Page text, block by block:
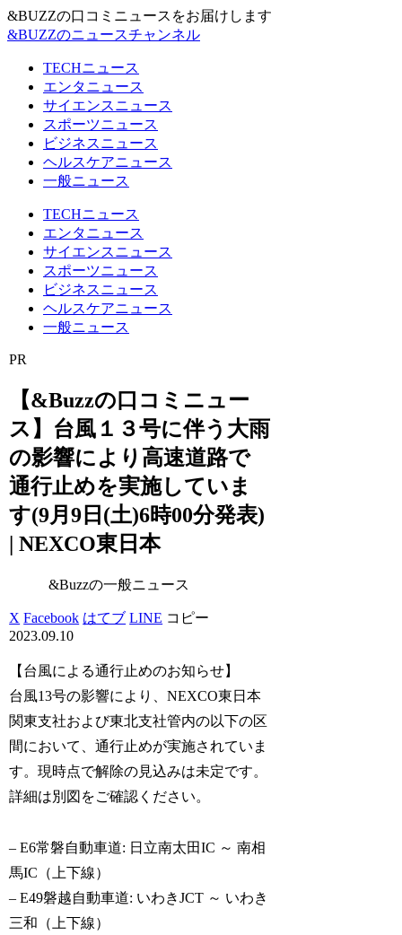
&BUZZの口コミニュースをお届けします
&BUZZのニュースチャンネル
TECHニュース
エンタニュース
サイエンスニュース
スポーツニュース
ビジネスニュース
ヘルスケアニュース
一般ニュース
TECHニュース
エンタニュース
サイエンスニュース
スポーツニュース
ビジネスニュース
ヘルスケアニュース
一般ニュース
PR
【&Buzzの口コミニュー
ス】台風１３号に伴う大雨
の影響により高速道路で
通行止めを実施していま
す(9月9日(土)6時00分発表)
| NEXCO東日本
&Buzzの一般ニュース
X Facebook はてブ LINE コピー
2023.09.10
【台風による通行止めのお知らせ】
台風13号の影響により、NEXCO東日本
関東支社および東北支社管内の以下の区
間において、通行止めが実施されていま
す。現時点で解除の見込みは未定です。
詳細は別図をご確認ください。
– E6常磐自動車道: 日立南太田IC ～ 南相
馬IC（上下線）
– E49磐越自動車道: いわきJCT ～ いわき
三和（上下線）